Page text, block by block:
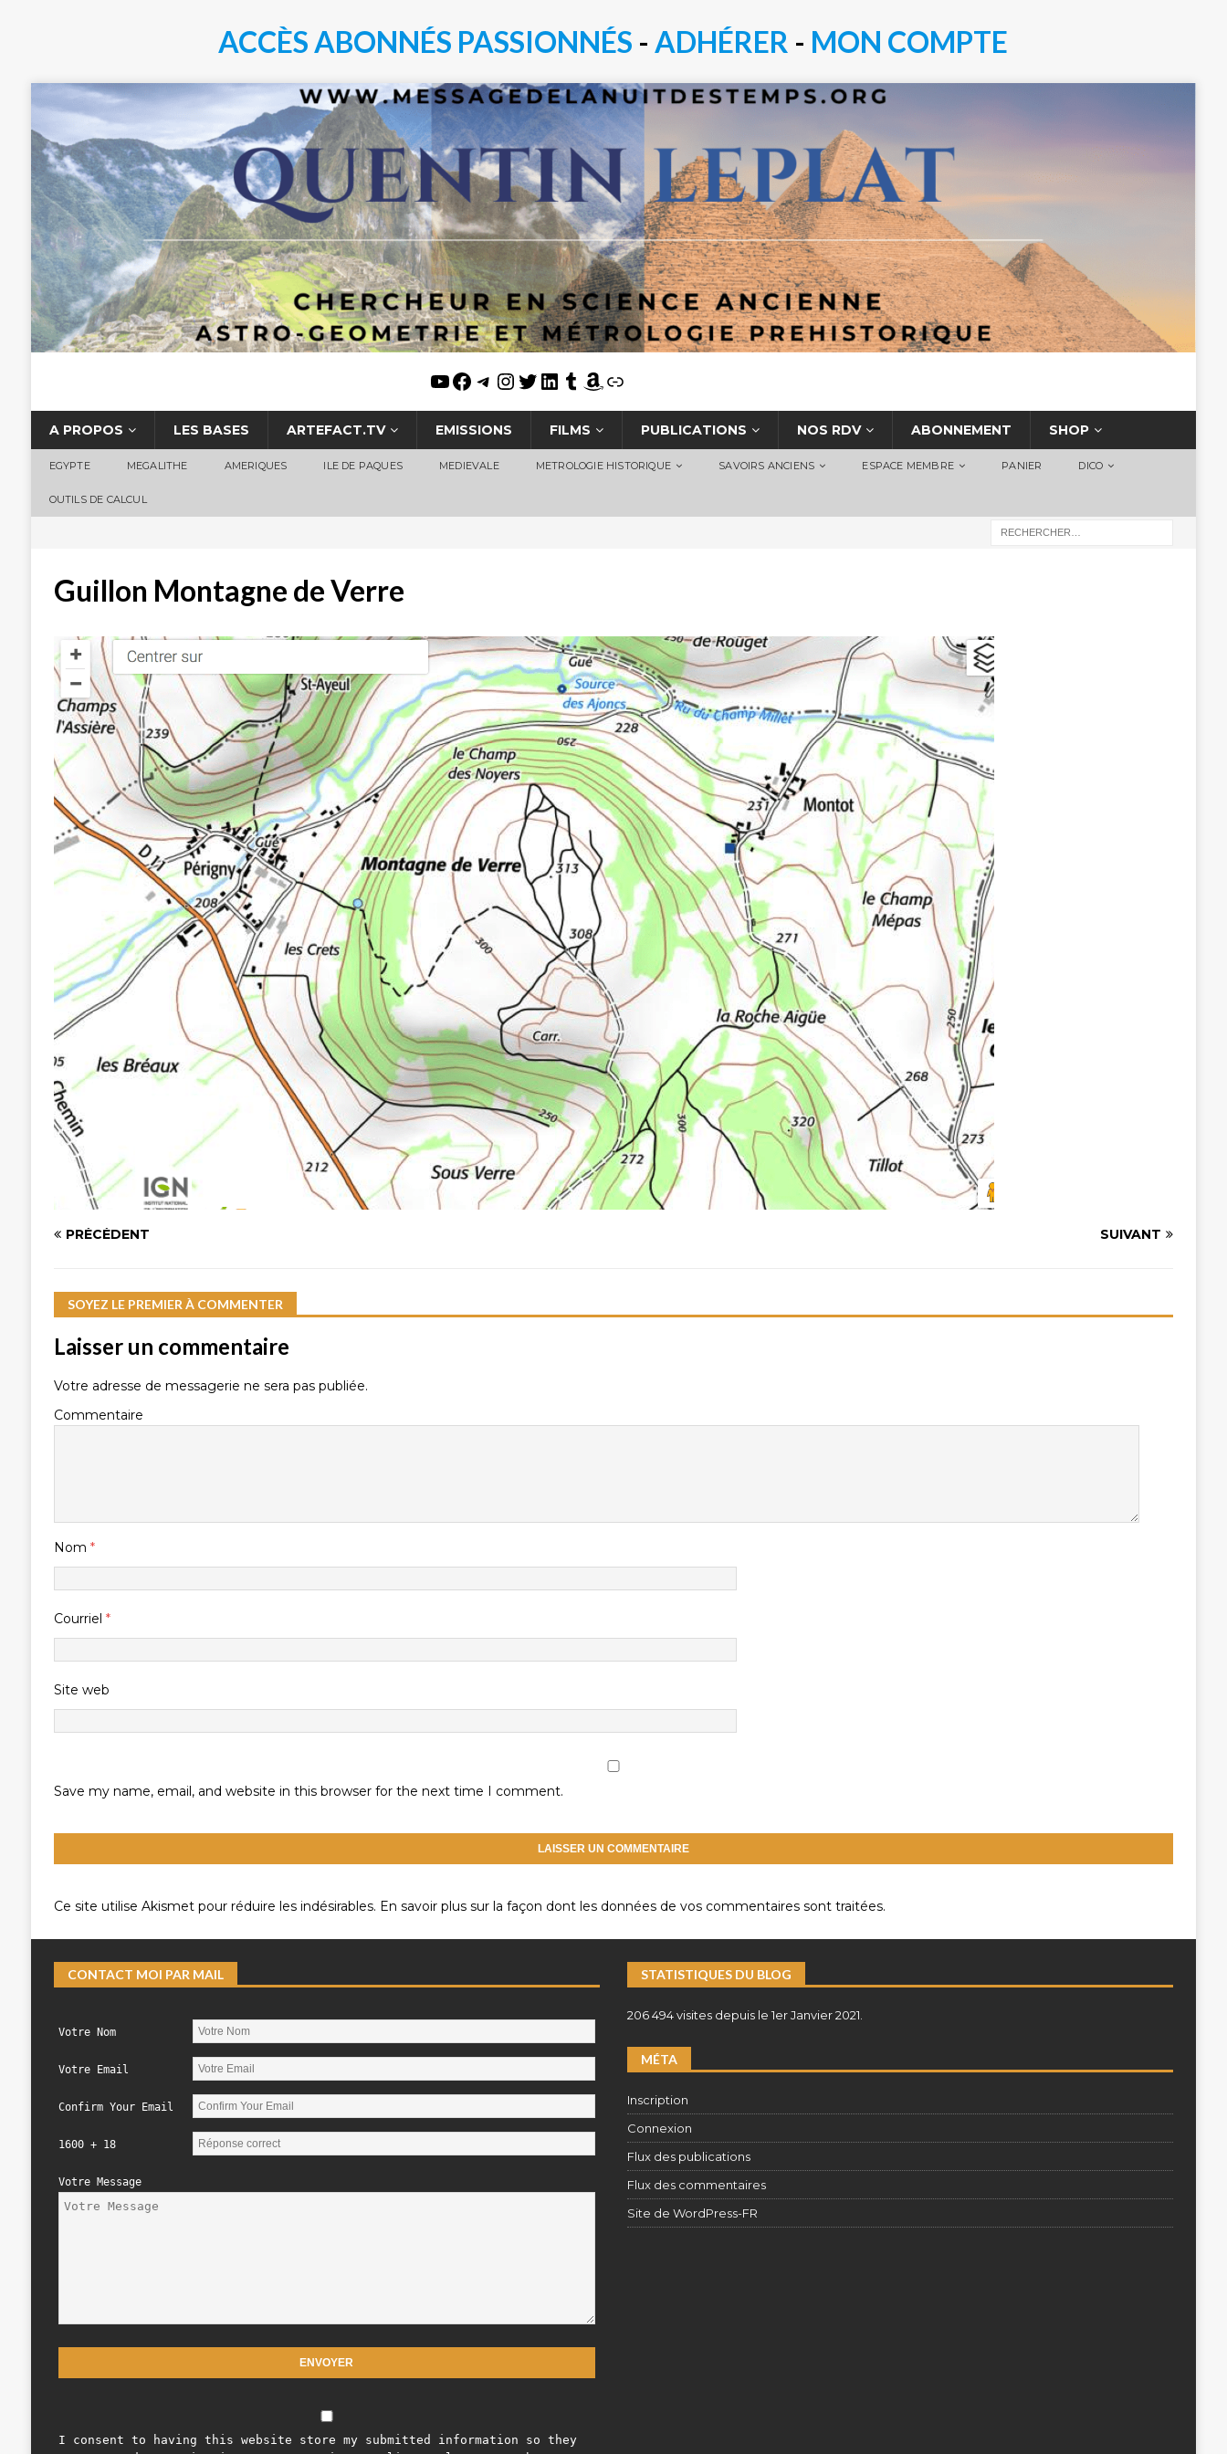
ACCÈS ABONNÉS PASSIONNÉS -ADHÉRER - MON COMPTE
A PROPOS LES BASES ARTEFACT.TV EMISSIONS FILMS PUBLICATIONS NOS RDV ABONNEMENT SHOP
EGYPTE MEGALITHE AMERIQUES ILE DE PAQUES MEDIEVALE METROLOGIE HISTORIQUE SAVOIRS ANCIENS ESPACE MEMBRE PANIER DICO
OUTILS DE CALCUL
Guillon Montagne de Verre
PRÉCÉDENT SUIVANT
SOYEZ LE PREMIER À COMMENTER
Laisser un commentaire
Votre adresse de messagerie ne sera pas publiée.
Commentaire
Nom *
Courriel *
Site web
Save my name, email, and website in this browser for the next time I comment.
Ce site utilise Akismet pour réduire les indésirables. En savoir plus sur la façon dont les données de vos commentaires sont traitées.
CONTACT MOI PAR MAIL
Votre Nom
Votre Email
Confirm Your Email
1600 + 18
Votre Message
I consent to having this website store my submitted information so they
STATISTIQUES DU BLOG
206 494 visites depuis le 1er Janvier 2021.
MÉTA
Inscription
Connexion
Flux des publications
Flux des commentaires
Site de WordPress-FR